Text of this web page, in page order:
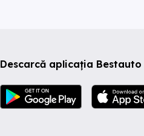
Descarcă aplicația Bestauto